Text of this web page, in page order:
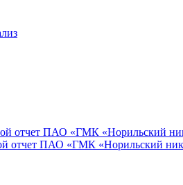
отчет ПАО «ГМК «Норильский
отчет ПАО «ГМК «Норильский